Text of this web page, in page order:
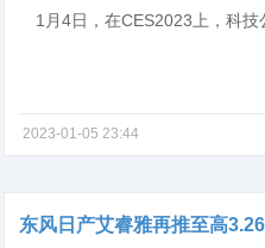
2023-01-05 23:44
东风日产艾睿雅再推至高